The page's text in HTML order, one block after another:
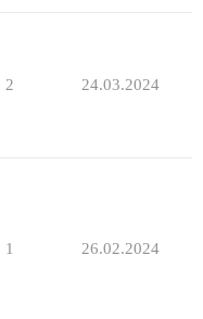
2 24.03.2024
1 26.02.2024